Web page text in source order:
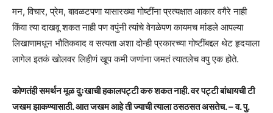
मन, विचार, प्रेम, बावळटपणा यासारख्या गोष्टींना प्रत्यक्षात आकार वगैरे नाही
किंवा त्या दाखवू शकत नाही पण वपुंनी त्यांचे वेगळेपण कायमच मांडले आपल्या
लिखाणामधून भौतिकवाद व सत्यता अशा दोन्ही प्रकारच्या गोष्टींबद्दल थेट हृदयाला
लागेल इतकं खोलवर लिहीणं खूप कमी जणांना जमतं त्यातलेच वपु एक होते.
कोणतंही समर्थन मूळ दुःखाची हकालपट्टी करु शकत नाही. वर पट्टी बांधायची टी
जखम झाकण्यासाठी. आत जखम आहे ती ज्याची त्याला ठसठसत असतेच. – व. पु.